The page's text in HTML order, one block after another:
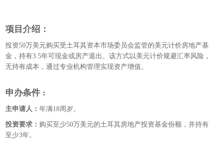
项目介绍：
投资50万美元购买受土耳其资本市场委员会监管的美元计价房地产基
金，持有3.5年可现金或房产退出。该方式以美元计价规避汇率风险，
无持有成本，通过专业机构管理实现资产增值。
申办条件 :
主申请人：年满18周岁。
投资要求： 购买至少50万美元的土耳其房地产投资基金份额，并持有
至少3年。